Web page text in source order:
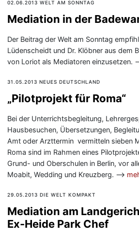
02.06.2013 WELT AM SONNTAG
Mediation in der
Der Beitrag der Welt am Sonntag
Lüdenscheidt und Dr. Klöbner aus dem
von Loriot als Mediatoren einzusetzen.
31.05.2013 NEUES DEUTSCHLAND
„Pilotprojekt für Roma“
Bei der Unterrichtsbegleitung,
Hausbesuchen, Übersetzungen,
Amt oder Arzttermin vermitteln sieben
Roma sind im Rahmen eines
Grund- und Oberschulen in Berlin, vor
Moabit, Wedding und Kreuzberg. —>
29.05.2013 DIE WELT KOMPAKT
Mediation am
Ex-Heide Park Chef